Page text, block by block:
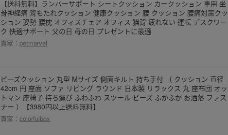
【送料無料】ランバーサポート シートクッション カークッション 車用 坐
骨神経痛 背もたれクッション 健康クッション 腰 クッション 腰痛対策クッ
ション 姿勢 腰枕 オフィスチェア オフィス 猫背 疲れない 運転 デスクワー
ク 快適サポート 父の日 母の日 プレゼントに最適
賣家： petmarvel
ビーズクッション 丸型 Mサイズ 側面キルト 持ち手付 （ クッション 直径
42cm 円 座面 ソファ リビング ラウンド 日本製 リラックス 丸 座布団 オッ
トマン 座椅子 持ち運び ふわふわ スツール ビーズ ふかふか お洒落 ファス
ナー ）【3980円以上送料無料】
賣家：colorfulbox